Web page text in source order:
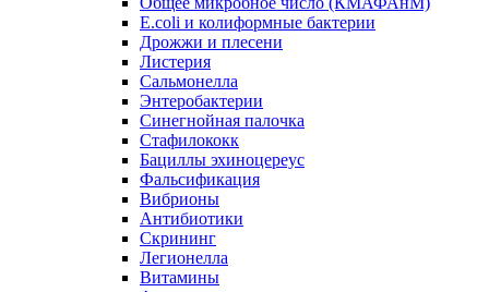
E.coli и колиформные бактерии
Дрожжи и плесени
Листерия
Сальмонелла
Энтеробактерии
Синегнойная палочка
Стафилококк
Бациллы эхиноцереус
Фальсификация
Вибрионы
Антибиотики
Скрининг
Легионелла
Витамины